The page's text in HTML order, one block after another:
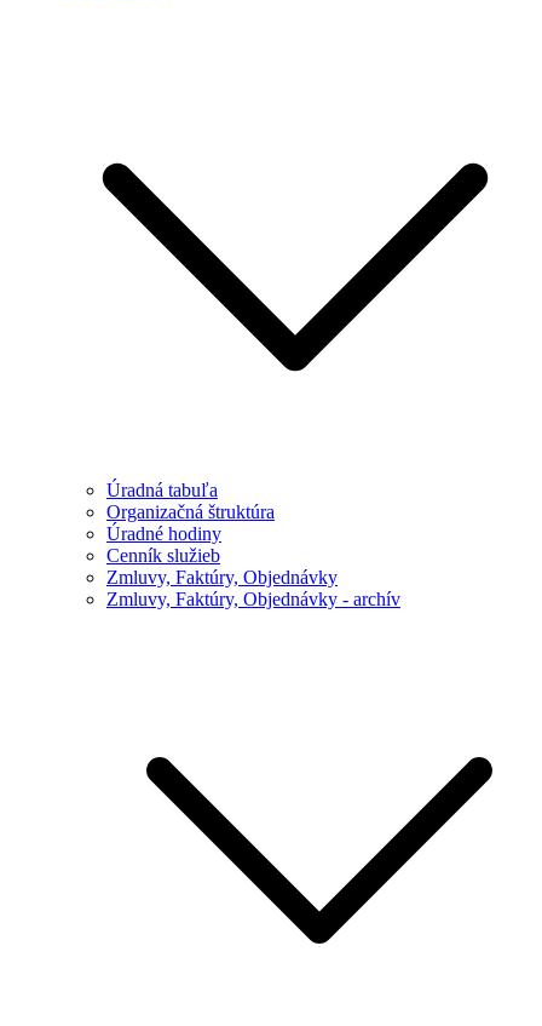
Úradná tabuľa
Organizačná štruktúra
Úradné hodiny
Cenník služieb
Zmluvy, Faktúry, Objednávky
Zmluvy, Faktúry, Objednávky - archív